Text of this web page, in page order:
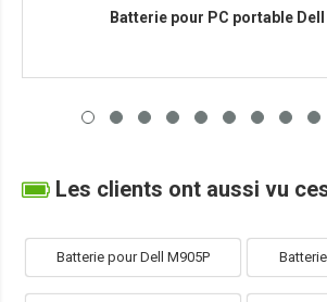
Batterie pour PC portable Dell
Les clients ont aussi vu
Batterie pour Dell M905P